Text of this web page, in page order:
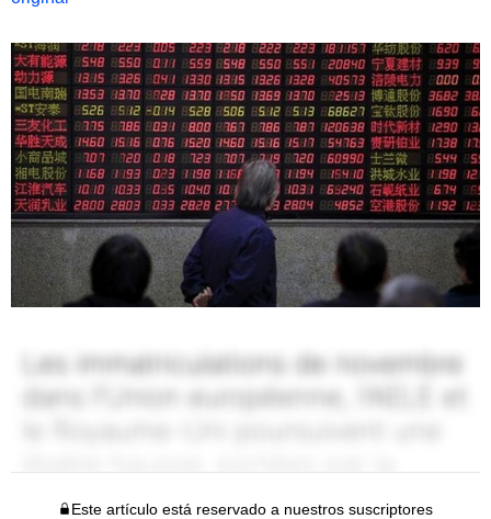
Este artículo está reservado a nuestros suscriptores